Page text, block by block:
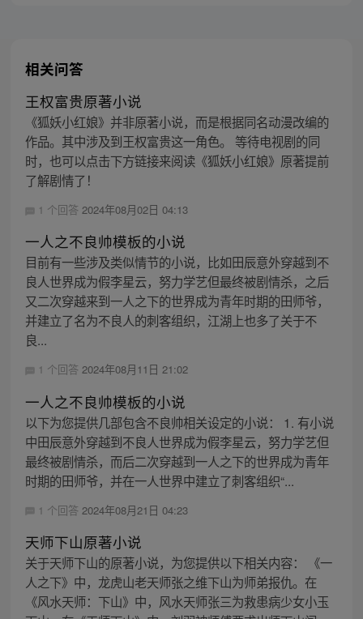
相关问答
王权富贵原著小说
《狐妖小红娘》并非原著小说，而是根据同名动漫改编的
作品。其中涉及到王权富贵这一角色。 等待电视剧的同
时，也可以点击下方链接来阅读《狐妖小红娘》原著提前
了解剧情了！
1 个回答 2024年08月02日 04:13
一人之不良帅模板的小说
目前有一些涉及类似情节的小说，比如田辰意外穿越到不
良人世界成为假李星云，努力学艺但最终被剧情杀，之后
又二次穿越来到一人之下的世界成为青年时期的田师爷，
并建立了名为不良人的刺客组织，江湖上也多了关于不
良...
1 个回答 2024年08月11日 21:02
一人之不良帅模板的小说
以下为您提供几部包含不良帅相关设定的小说： 1. 有小说
中田辰意外穿越到不良人世界成为假李星云，努力学艺但
最终被剧情杀，而后二次穿越到一人之下的世界成为青年
时期的田师爷，并在一人世界中建立了刺客组织“...
1 个回答 2024年08月21日 04:23
天师下山原著小说
关于天师下山的原著小说，为您提供以下相关内容： 《一
人之下》中，龙虎山老天师张之维下山为师弟报仇。在
《风水天师：下山》中，风水天师张三为救患病少女小玉